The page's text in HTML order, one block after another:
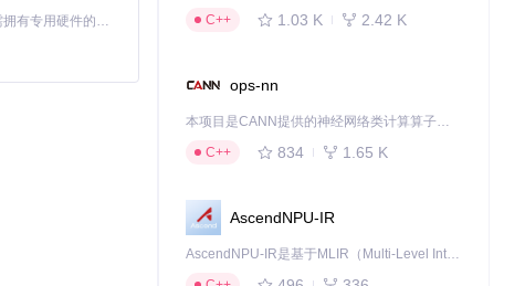
基于Python的Xiaozhi AI，适用于想要完整Xiaozhi体验而无需拥有专用硬件的用户。
C++
1.03 K 2.42 K
ops-nn
本项目是CANN提供的神经网络类计算算子库，实现网络在NPU上加速计算。
C++
834 1.65 K
AscendNPU-IR
AscendNPU-IR是基于MLIR（Multi-Level Intermediate Representation）构建的，面向昇腾亲和算子编译时使用的中间表示，提供昇腾完备表达能力，通过编译优化提升昇腾AI处理器计算效率，支持通过生态框架使能昇腾AI处理器与深度调优